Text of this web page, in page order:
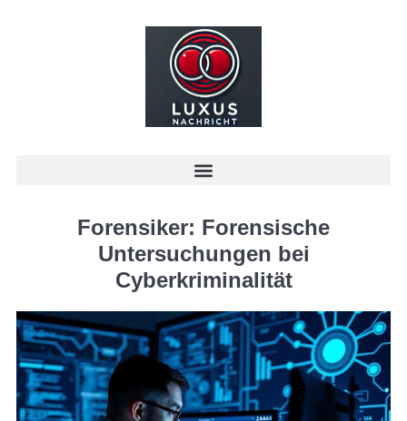
Forensiker: Forensische
Untersuchungen bei
Cyberkriminalität